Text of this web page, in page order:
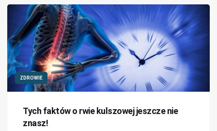
ZDROWIE
Tych faktów o rwie kulszowej jeszcze nie
znasz!